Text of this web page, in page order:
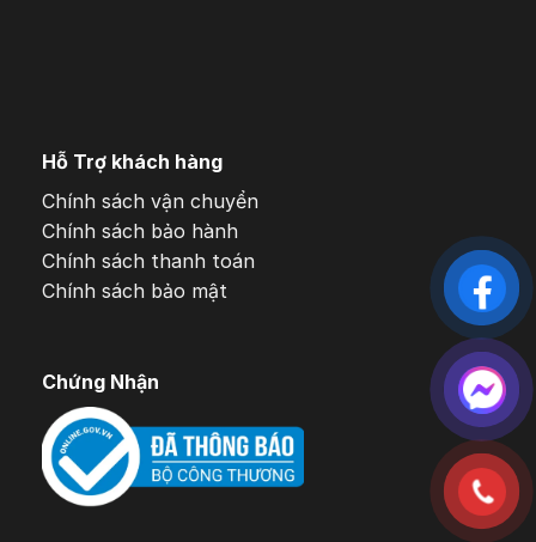
Hỗ Trợ khách hàng
Chính sách vận chuyển
Chính sách bảo hành
Chính sách thanh toán
Chính sách bảo mật
Chứng Nhận